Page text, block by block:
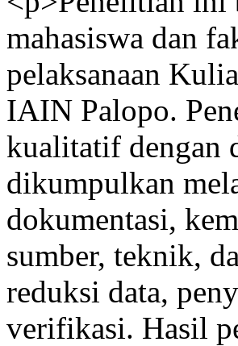
mahasiswa dan
pelaksanaan
IAIN Palopo.
kualitatif dengan
dikumpulkan
dokumentasi,
sumber, teknik,
reduksi data,
verifikasi. Hasil